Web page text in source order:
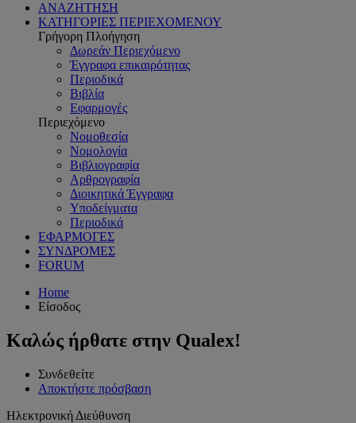
ΑΝΑΖΗΤΗΣΗ
ΚΑΤΗΓΟΡΙΕΣ ΠΕΡΙΕΧΟΜΕΝΟΥ
Γρήγορη Πλοήγηση
Δωρεάν Περιεχόμενο
Έγγραφα επικαιρότητας
Περιοδικά
Βιβλία
Εφαρμογές
Περιεχόμενο
Νομοθεσία
Νομολογία
Βιβλιογραφία
Αρθρογραφία
Διοικητικά Έγγραφα
Υποδείγματα
Περιοδικά
ΕΦΑΡΜΟΓΕΣ
ΣΥΝΔΡΟΜΕΣ
FORUM
Home
Είσοδος
Καλώς ήρθατε στην Qualex!
Συνδεθείτε
Αποκτήστε πρόσβαση
Ηλεκτρονική Διεύθυνση